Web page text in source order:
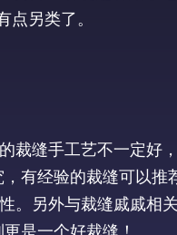
另类了。
裁缝手工艺不一定好
有经验的裁缝可以
。另外与裁缝戚戚相
是一个好裁缝！